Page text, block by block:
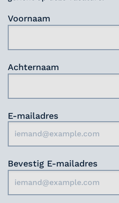
je je snel thuis voelt.
privébalans centraal
Klaar om jouw talent in te
te maken van ons
Voornaam
Achternaam
E-mailadres
Bevestig E-mailadres